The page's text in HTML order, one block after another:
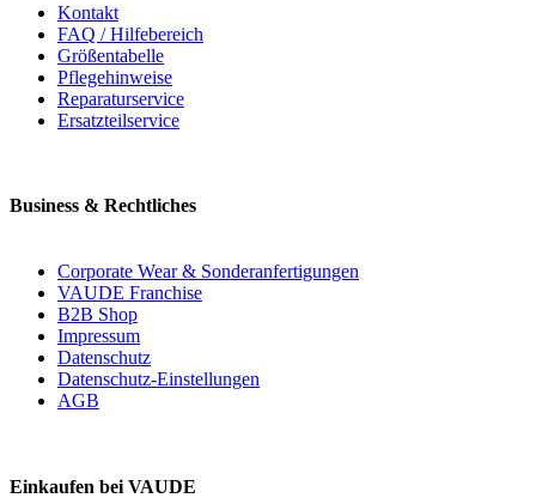
Kontakt
FAQ / Hilfebereich
Größentabelle
Pflegehinweise
Reparaturservice
Ersatzteilservice
Business & Rechtliches
Corporate Wear & Sonderanfertigungen
VAUDE Franchise
B2B Shop
Impressum
Datenschutz
Datenschutz-Einstellungen
AGB
Einkaufen bei VAUDE